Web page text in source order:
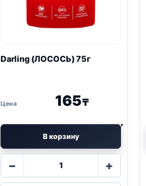
Darling (ЛОСОСЬ) 75г
165₸
В корзину
−
товара
Darling
+